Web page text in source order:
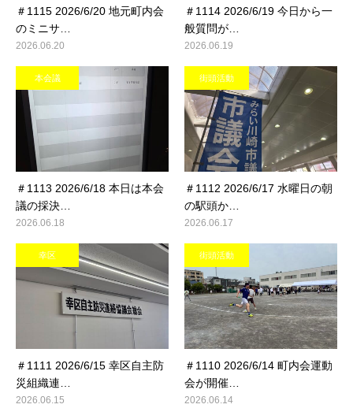
＃1115 2026/6/20 地元町内会
のミニサ…
2026.06.20
＃1114 2026/6/19 今日から一
般質問が…
2026.06.19
本会議
＃1113 2026/6/18 本日は本会
議の採決…
2026.06.18
街頭活動
＃1112 2026/6/17 水曜日の朝
の駅頭か…
2026.06.17
幸区
＃1111 2026/6/15 幸区自主防
災組織連…
2026.06.15
街頭活動
＃1110 2026/6/14 町内会運動
会が開催…
2026.06.14